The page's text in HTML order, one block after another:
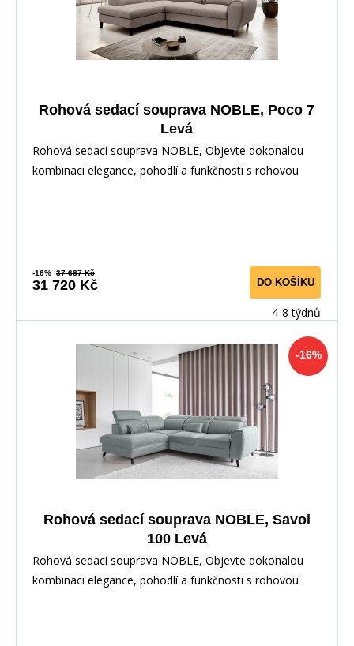
Rohová sedací souprava NOBLE, Poco 7
Levá
Rohová sedací souprava NOBLE, Objevte dokonalou
kombinaci elegance, pohodlí a funkčnosti s rohovou
-16% 37 667 Kč
31 720 Kč DO KOŠÍKU
4-8 týdnů
-16%
Rohová sedací souprava NOBLE, Savoi
100 Levá
Rohová sedací souprava NOBLE, Objevte dokonalou
kombinaci elegance, pohodlí a funkčnosti s rohovou